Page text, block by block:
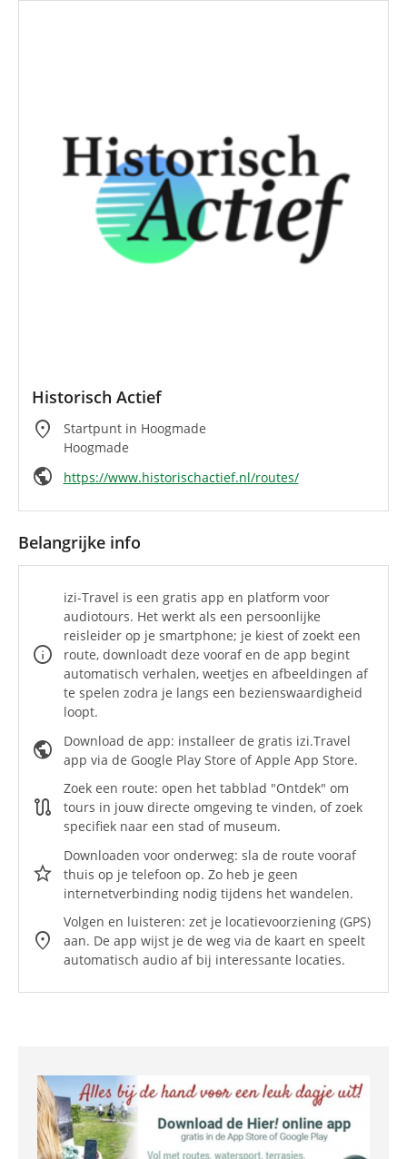
Historisch Actief
location_on
Startpunt in Hoogmade
Hoogmade
public https://www.historischactief.nl/routes/
Belangrijke info
info
izi-Travel is een gratis app en platform voor
audiotours. Het werkt als een persoonlijke
reisleider op je smartphone; je kiest of zoekt een
route, downloadt deze vooraf en de app begint
automatisch verhalen, weetjes en afbeeldingen af
te spelen zodra je langs een bezienswaardigheid
loopt.
public
Download de app: installeer de gratis izi.Travel
app via de Google Play Store of Apple App Store. ⁠
route
Zoek een route: open het tabblad "Ontdek" om
tours in jouw directe omgeving te vinden, of zoek
specifiek naar een stad of museum.
star
Downloaden voor onderweg: sla de route vooraf
thuis op je telefoon op. Zo heb je geen
internetverbinding nodig tijdens het wandelen.
location_on
⁠⁠Volgen en luisteren: zet je locatievoorziening (GPS)
aan. De app wijst je de weg via de kaart en speelt
automatisch audio af bij interessante locaties.